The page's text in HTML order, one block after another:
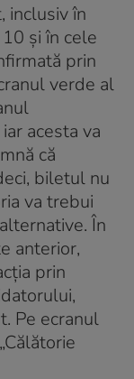
inclusiv în
și în cele
prin
verde al
acesta va
că
biletul nu
va trebui
În
anterior,
prin
Pe ecranul